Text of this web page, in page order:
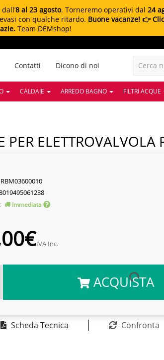
8 al 23 agosto. Torneremo operativi dal 24
con qualche ritardo. Buone vacanze! 👉
Team DEMshop!
Contatti Dicono di noi
CALDAIE ARREDO BAGNO FILTRI ACQUE
PER
Immediata
IVA Inc.
ACQUISTA
Scheda Tecnica Confronta